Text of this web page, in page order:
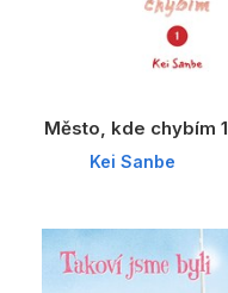
Město, kde chybím 1
Kei Sanbe